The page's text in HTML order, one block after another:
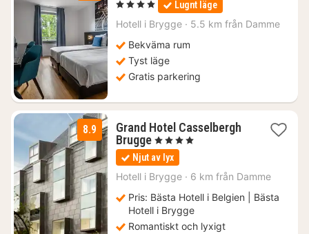
från
1490
, 4 Stjärnor Lugnt läge
Hotell i Brygge · 5.5 km från Damme
Bekväma rum
Tyst läge
Gratis parkering
8.9
Grand Hotel Casselbergh
Brugge1
natt
från
2127
, 4 Stjärnor
Njut av lyx
Hotell i Brygge · 6 km från Damme
Pris: Bästa Hotell i Belgien | Bästa
Hotell i Brygge
Romantiskt och lyxigt